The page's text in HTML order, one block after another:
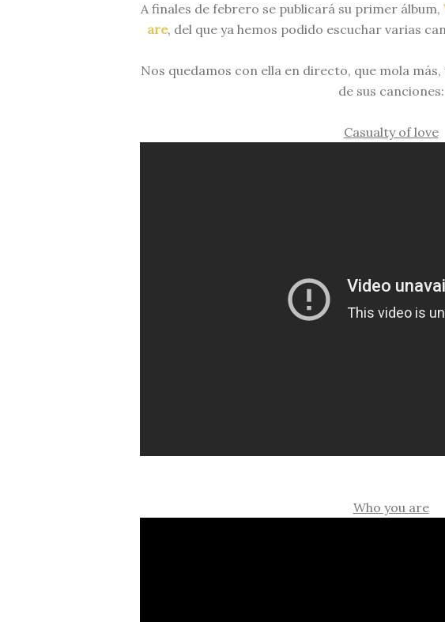
A finales de febrero se publicará su primer álbum,
are, del que ya hemos podido escuchar varias
Nos quedamos con ella en directo, que mola
de sus canciones:
Casualty of love
Who you are